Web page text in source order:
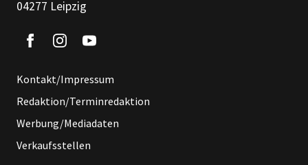
04277 Leipzig
Kontakt/Impressum
Redaktion/Terminredaktion
Werbung/Mediadaten
Verkaufsstellen